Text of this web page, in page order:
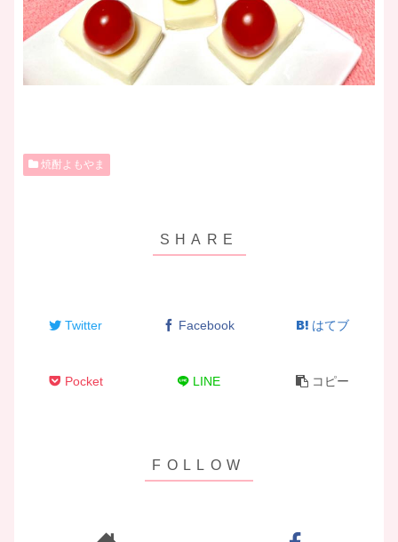
焼酎よもやま
Twitter Facebook はてブ
Pocket LINE コピー